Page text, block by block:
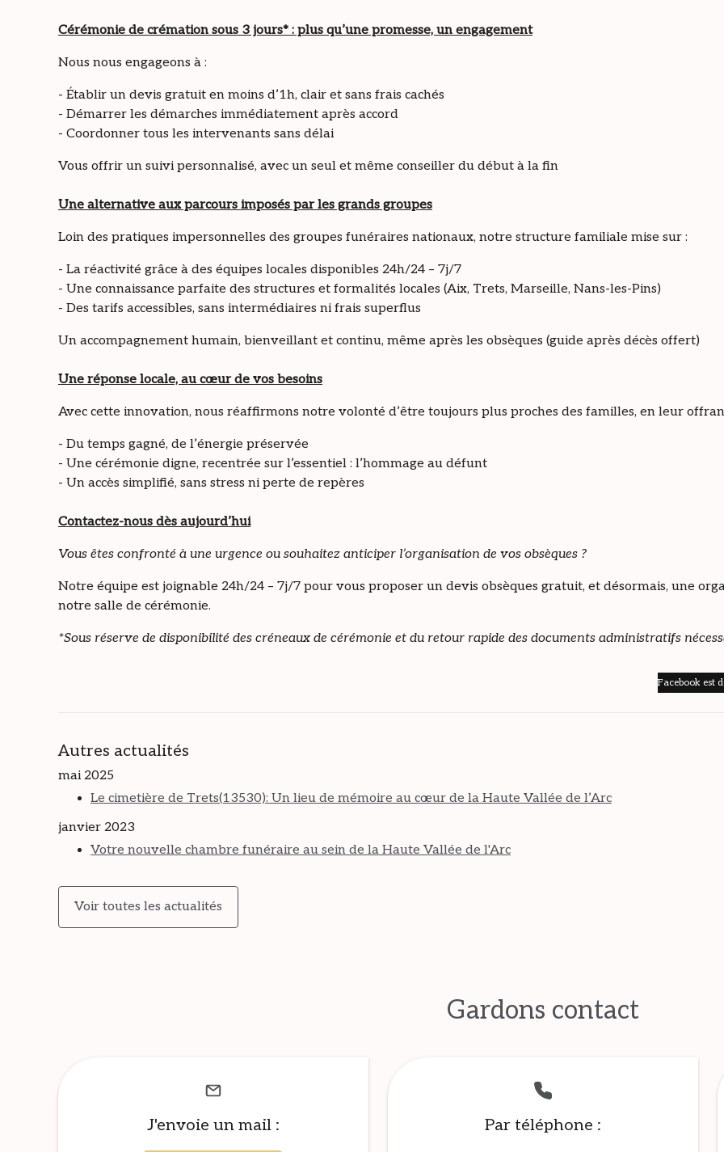
Cérémonie de crémation sous 3 jours* : plus qu’une promesse, un engagement
Nous nous engageons à :
- Établir un devis gratuit en moins d’1h, clair et sans frais cachés
- Démarrer les démarches immédiatement après accord
- Coordonner tous les intervenants sans délai
Vous offrir un suivi personnalisé, avec un seul et même conseiller du début à la fin
Une alternative aux parcours imposés par les grands groupes
Loin des pratiques impersonnelles des groupes funéraires nationaux, notre structure familiale mise sur :
- La réactivité grâce à des équipes locales disponibles 24h/24 – 7j/7
- Une connaissance parfaite des structures et formalités locales (Aix, Trets, Marseille, Nans-les-Pins)
- Des tarifs accessibles, sans intermédiaires ni frais superflus
Un accompagnement humain, bienveillant et continu, même après les obsèques (guide après décès offert)
Une réponse locale, au cœur de vos besoins
Avec cette innovation, nous réaffirmons notre volonté d’être toujours plus proches des familles, en leur
- Du temps gagné, de l’énergie préservée
- Une cérémonie digne, recentrée sur l’essentiel : l’hommage au défunt
- Un accès simplifié, sans stress ni perte de repères
Contactez-nous dès aujourd’hui
Vous êtes confronté à une urgence ou souhaitez anticiper l’organisation de vos obsèques ?
Notre équipe est joignable 24h/24 – 7j/7 pour vous proposer un devis obsèques gratuit, et désormais, une
notre salle de cérémonie.
*Sous réserve de disponibilité des créneaux de cérémonie et du retour rapide des documents administratifs
Facebook est
Autres actualités
mai 2025
Le cimetière de Trets(13530): Un lieu de mémoire au cœur de la Haute Vallée de l’Arc
janvier 2023
Votre nouvelle chambre funéraire au sein de la Haute Vallée de l'Arc
Voir toutes les actualités
Gardons contact
J'envoie un mail : Par téléphone :